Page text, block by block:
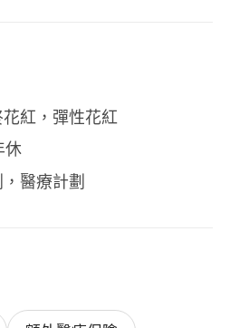
紅，彈性花紅
休
醫療計劃